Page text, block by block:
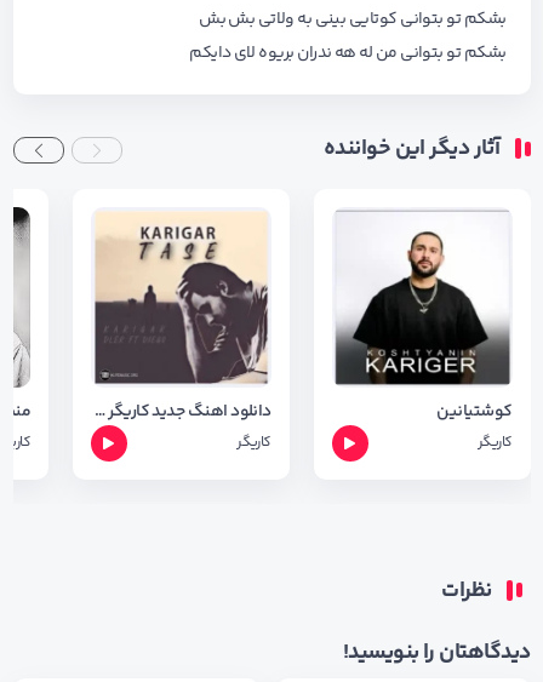
بشکم تو بتوانی کوتایی بینی به ولاتی بش بش
بشکم تو بتوانی من له هه ندران بریوه لای دایکم
آثار دیگر این خواننده
کوشتیانین
کاریگر
دانلود اهنگ جدید کاریگر به نام تاسه + متن آهنگ
کاریگر
منت
نظرات
دیدگاهتان را بنویسید!